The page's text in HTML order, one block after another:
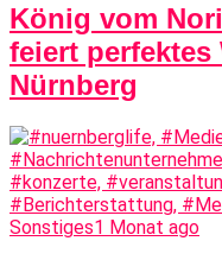
König vom
feiert perfektes
Nürnberg
Sonstiges1 Monat ago